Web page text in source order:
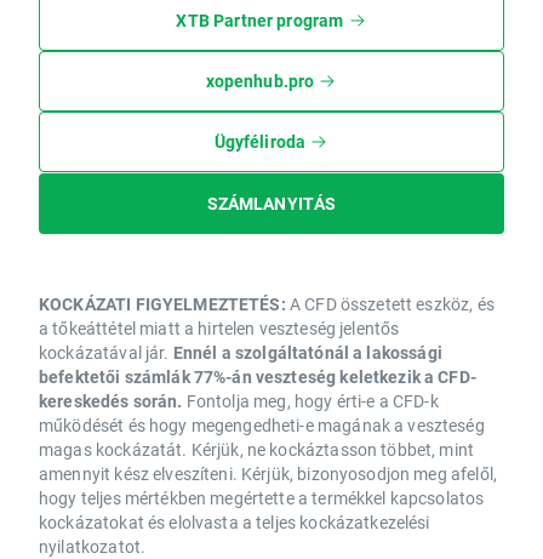
XTB Partner program
xopenhub.pro
Ügyféliroda
SZÁMLANYITÁS
KOCKÁZATI FIGYELMEZTETÉS: A CFD összetett eszköz, és
a tőkeáttétel miatt a hirtelen veszteség jelentős
kockázatával jár. Ennél a szolgáltatónál a lakossági
befektetői számlák 77%-án veszteség keletkezik a CFD-
kereskedés során. Fontolja meg, hogy érti-e a CFD-k
működését és hogy megengedheti-e magának a veszteség
magas kockázatát. Kérjük, ne kockáztasson többet, mint
amennyit kész elveszíteni. Kérjük, bizonyosodjon meg afelől,
hogy teljes mértékben megértette a termékkel kapcsolatos
kockázatokat és elolvasta a teljes kockázatkezelési
nyilatkozatot.